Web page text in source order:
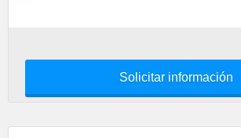
Solicitar información